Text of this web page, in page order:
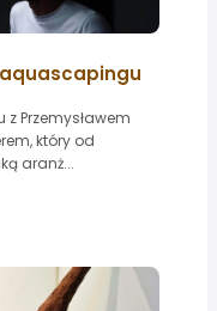
aquascapingu
Przemysławem
który od
aranż...